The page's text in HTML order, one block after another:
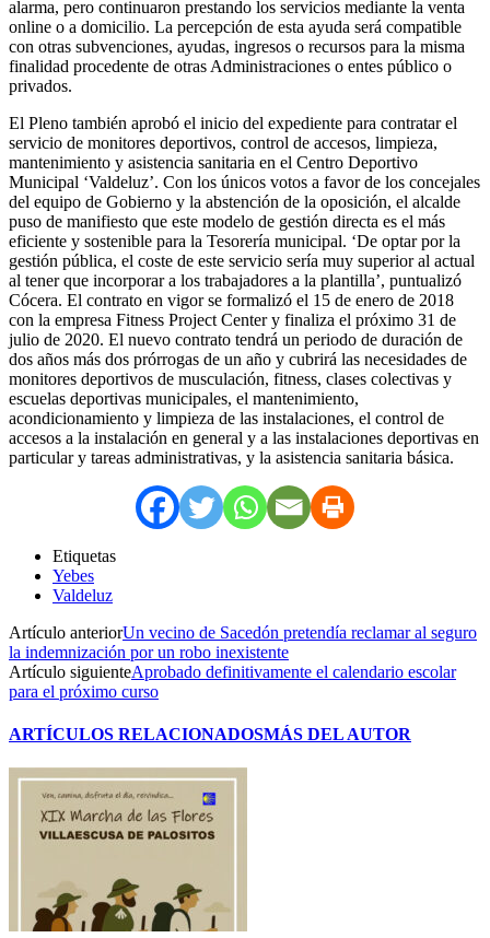
alarma, pero continuaron prestando los servicios mediante la venta
online o a domicilio. La percepción de esta ayuda será compatible
con otras subvenciones, ayudas, ingresos o recursos para la misma
finalidad procedente de otras Administraciones o entes público o
privados.
El Pleno también aprobó el inicio del expediente para contratar el
servicio de monitores deportivos, control de accesos, limpieza,
mantenimiento y asistencia sanitaria en el Centro Deportivo
Municipal ‘Valdeluz’. Con los únicos votos a favor de los concejales
del equipo de Gobierno y la abstención de la oposición, el alcalde
puso de manifiesto que este modelo de gestión directa es el más
eficiente y sostenible para la Tesorería municipal. ‘De optar por la
gestión pública, el coste de este servicio sería muy superior al actual
al tener que incorporar a los trabajadores a la plantilla’, puntualizó
Cócera. El contrato en vigor se formalizó el 15 de enero de 2018
con la empresa Fitness Project Center y finaliza el próximo 31 de
julio de 2020. El nuevo contrato tendrá un periodo de duración de
dos años más dos prórrogas de un año y cubrirá las necesidades de
monitores deportivos de musculación, fitness, clases colectivas y
escuelas deportivas municipales, el mantenimiento,
acondicionamiento y limpieza de las instalaciones, el control de
accesos a la instalación en general y a las instalaciones deportivas en
particular y tareas administrativas, y la asistencia sanitaria básica.
Etiquetas
Yebes
Valdeluz
Artículo anteriorUn vecino de Sacedón pretendía reclamar al seguro
la indemnización por un robo inexistente
Artículo siguienteAprobado definitivamente el calendario escolar
para el próximo curso
ARTÍCULOS RELACIONADOSMÁS DEL AUTOR